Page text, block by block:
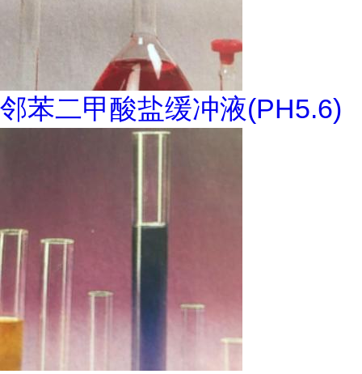
邻苯二甲酸盐缓冲液(PH5.6)